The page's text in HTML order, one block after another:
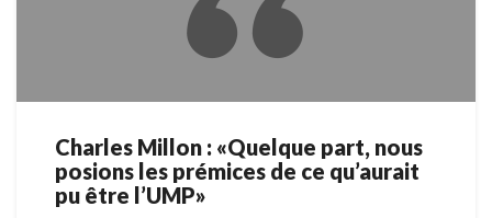
Charles
Millon
:
Charles Millon : «Quelque part, nous
posions les prémices de ce qu’aurait
pu être l’UMP»